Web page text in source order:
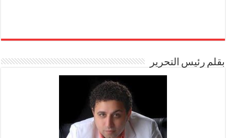
بقلم رئيس التحرير